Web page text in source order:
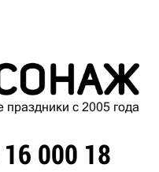
с 2005 года
000 18